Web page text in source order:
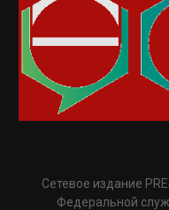
Сетевое издание
Федеральной